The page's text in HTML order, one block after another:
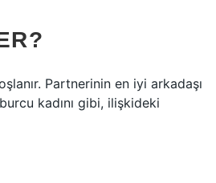
Partnerinin en iyi arkadaşı
kadını gibi, ilişkideki